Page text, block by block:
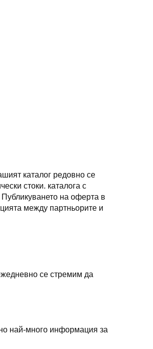
каталог редовно се
стоки. каталога с
на оферта в
между партньорите и
се стремим да
най-много информация за